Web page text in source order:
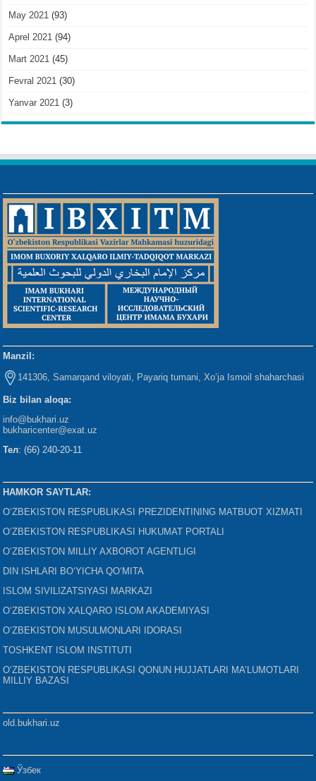
May 2021 (93)
Aprel 2021 (94)
Mart 2021 (45)
Fevral 2021 (30)
Yanvar 2021 (3)
Manzil:
141306, Samarqand viloyati, Payariq tumani, Xo‘ja Ismoil shaharchasi
Biz bilan aloqa:
info@bukhari.uz
bukharicenter@exat.uz
Тел: (66) 240-20-11
HAMKOR SAYTLAR:
O‘ZBEKISTON RESPUBLIKASI PREZIDENTINING MATBUOT XIZMATI
O‘ZBEKISTON RESPUBLIKASI HUKUMAT PORTALI
O‘ZBEKISTON MILLIY AXBOROT AGENTLIGI
DIN ISHLARI BO‘YICHA QO‘MITA
ISLOM SIVILIZATSIYASI MARKAZI
O‘ZBEKISTON XALQARO ISLOM AKADEMIYASI
O‘ZBEKISTON MUSULMONLARI IDORASI
TOSHKENT ISLOM INSTITUTI
O‘ZBEKISTON RESPUBLIKASI QONUN HUJJATLARI MA’LUMOTLARI
MILLIY BAZASI
old.bukhari.uz
Ўзбек